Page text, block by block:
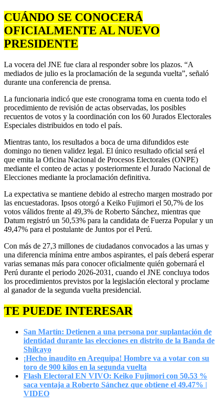
CUÁNDO SE CONOCERÁ
OFICIALMENTE AL NUEVO
PRESIDENTE
La vocera del JNE fue clara al responder sobre los plazos. “A
mediados de julio es la proclamación de la segunda vuelta”, señaló
durante una conferencia de prensa.
La funcionaria indicó que este cronograma toma en cuenta todo el
procedimiento de revisión de actas observadas, los posibles
recuentos de votos y la coordinación con los 60 Jurados Electorales
Especiales distribuidos en todo el país.
Mientras tanto, los resultados a boca de urna difundidos este
domingo no tienen validez legal. El único resultado oficial será el
que emita la Oficina Nacional de Procesos Electorales (ONPE)
mediante el conteo de actas y posteriormente el Jurado Nacional de
Elecciones mediante la proclamación definitiva.
La expectativa se mantiene debido al estrecho margen mostrado por
las encuestadoras. Ipsos otorgó a Keiko Fujimori el 50,7% de los
votos válidos frente al 49,3% de Roberto Sánchez, mientras que
Datum registró un 50,53% para la candidata de Fuerza Popular y un
49,47% para el postulante de Juntos por el Perú.
Con más de 27,3 millones de ciudadanos convocados a las urnas y
una diferencia mínima entre ambos aspirantes, el país deberá esperar
varias semanas más para conocer oficialmente quién gobernará el
Perú durante el periodo 2026-2031, cuando el JNE concluya todos
los procedimientos previstos por la legislación electoral y proclame
al ganador de la segunda vuelta presidencial.
TE PUEDE INTERESAR
San Martín: Detienen a una persona por suplantación de
identidad durante las elecciones en distrito de la Banda de
Shilcayo
¡Hecho inaudito en Arequipa! Hombre va a votar con su
toro de 900 kilos en la segunda vuelta
Flash Electoral EN VIVO: Keiko Fujimori con 50.53 %
saca ventaja a Roberto Sánchez que obtiene el 49.47% |
VIDEO